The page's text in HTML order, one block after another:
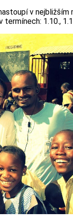
v nejbližším
1.10.,